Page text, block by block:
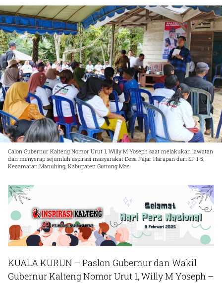
Calon Gubernur Kalteng Nomor Urut 1, Willy M Yoseph saat melakukan lawatan
dan menyerap sejumlah aspirasi masyarakat Desa Fajar Harapan dari SP 1-5,
Kecamatan Manuhing, Kabupaten Gunung Mas.
KUALA KURUN – Paslon Gubernur dan Wakil
Gubernur Kalteng Nomor Urut 1, Willy M Yoseph –